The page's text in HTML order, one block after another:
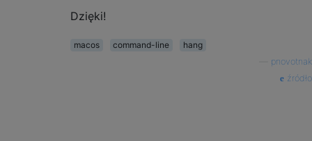
Dzięki!
macos command-line
hang
pnovotnak
źródło